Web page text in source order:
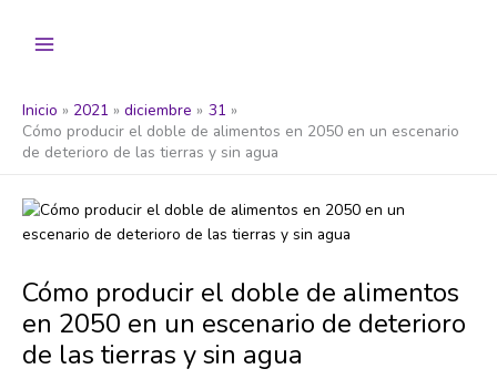
Inicio 2021 diciembre
31
Cómo producir el doble de alimentos en 2050 en un escenario
de deterioro de las tierras y sin agua
Cómo producir el doble de alimentos
en 2050 en un escenario de deterioro
de las tierras y sin agua